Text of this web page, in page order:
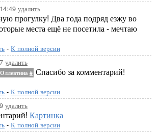
удалить
прогулку! Два года подряд езжу во
места ещё не посетила - мечтаю
- К полной версии
удалить
# Спасибо за комментарий!
- К полной версии
удалить
Картинка
- К полной версии